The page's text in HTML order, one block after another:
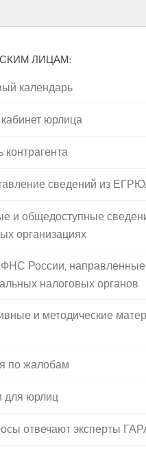
ЛИЦАМ:
календарь
юрлица
сведений из
и общедоступные
организациях
России,
налоговых органов
и методические
по жалобам
для юрлиц
отвечают эксперты